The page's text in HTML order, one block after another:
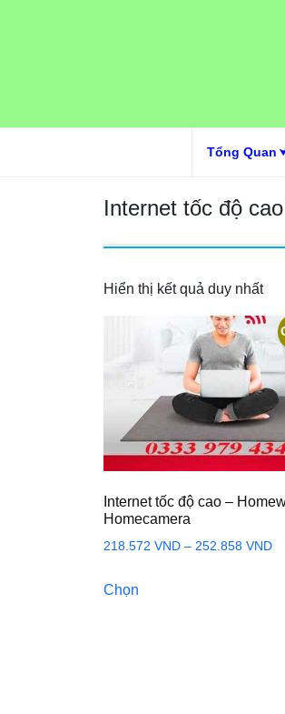
Tổng Quan
Internet tốc độ
Hiển thị kết quả duy nhất
Internet tốc độ cao –
Homecamera
218.572 VND – 252.858 VND
Chọn